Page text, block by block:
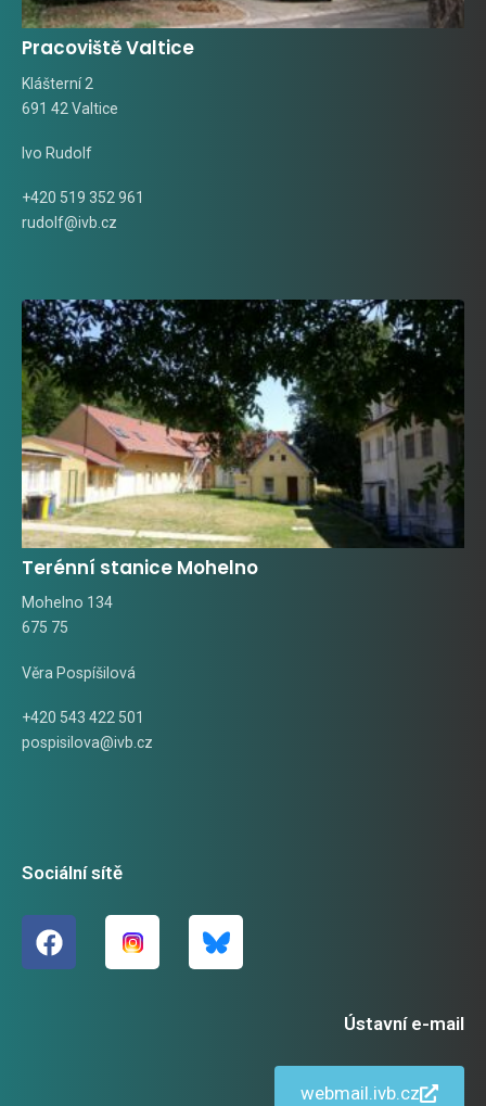
Pracoviště Valtice
Klášterní 2
691 42 Valtice
Ivo Rudolf
+420 519 352 961
rudolf@ivb.cz
Terénní stanice Mohelno
Mohelno 134
675 75
Věra Pospíšilová
+420 543 422 501
pospisilova@ivb.cz
Sociální sítě
Ústavní e-mail
webmail.ivb.cz